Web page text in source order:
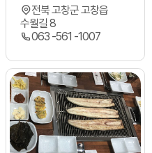
전북 고창군 고창읍
수월길 8
063 -561 -1007